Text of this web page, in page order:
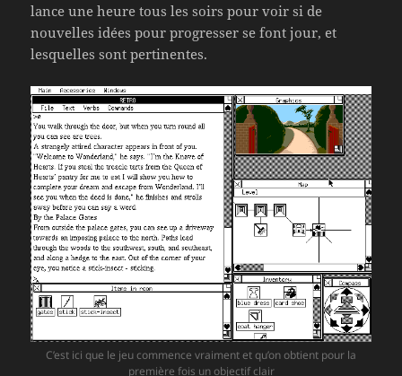
lance une heure tous les soirs pour voir si de
nouvelles idées pour progresser se font jour, et
lesquelles sont pertinentes.
C’est ici que le jeu commence vraiment et qu’on obtient pour la
première fois un objectif clair